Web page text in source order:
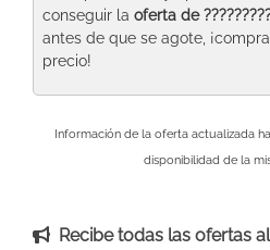
conseguir la oferta de
antes de que se agote,
precio!
Información de la oferta actualizada
disponibilidad de la
Recibe todas las ofertas